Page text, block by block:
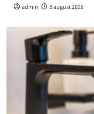
admin 5 august 2026